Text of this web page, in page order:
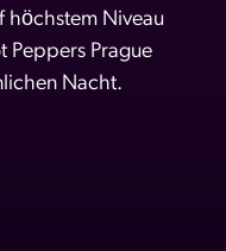
höchstem Niveau
Peppers Prague
Nacht.